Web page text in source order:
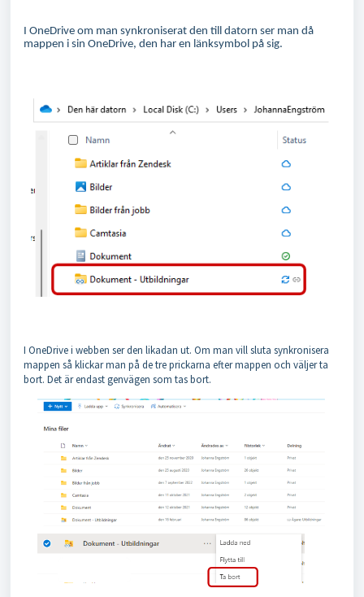
I OneDrive om man synkroniserat den till datorn ser man då
mappen i sin OneDrive, den har en länksymbol på sig.
I OneDrive i webben ser den likadan ut. Om man vill sluta synkronisera
mappen så klickar man på de tre prickarna efter mappen och väljer ta
bort. Det är endast genvägen som tas bort.